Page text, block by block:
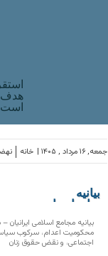
هدف
است
خانه جمعه, ۱۶ مرداد , ۱۴۰۵ |
بیانیه
سازمان‌های
بیانیه مجامع اسلامی ایرانیان –
محکومیت اعدام، سرکوب
اجتماعی، و نقض حقوق زنان